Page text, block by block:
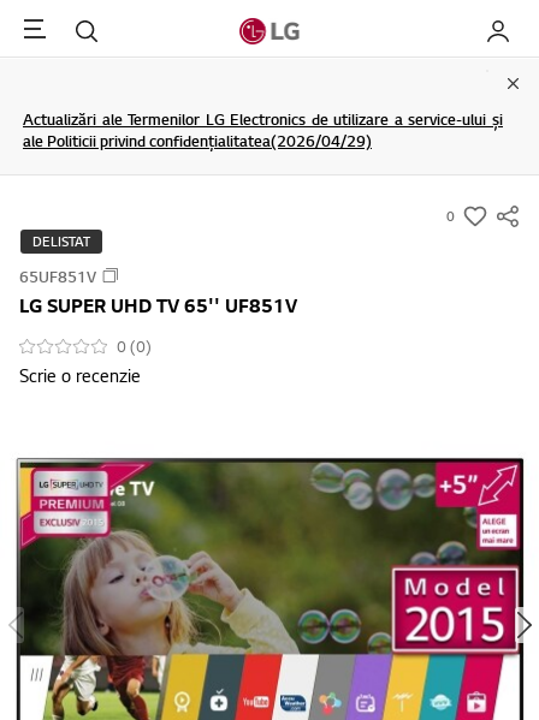
Menu Cautare My LG
Actualizări ale Termenilor LG Electronics de utilizare a service-ului și
ale Politicii privind confidențialitatea(2026/04/29)
0
s
w
i
s
h
DELISTAT
65UF851V
LG SUPER UHD TV 65'' UF851V
0 (0)
Scrie o recenzie